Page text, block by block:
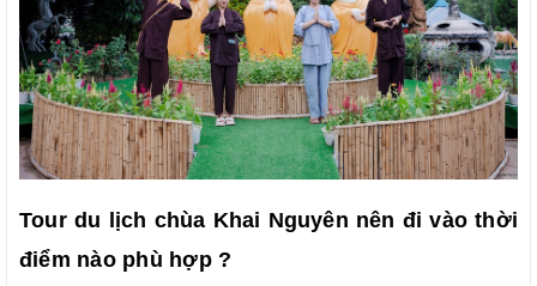
Tour du lịch chùa Khai Nguyên nên đi vào thời
điểm nào phù hợp ?